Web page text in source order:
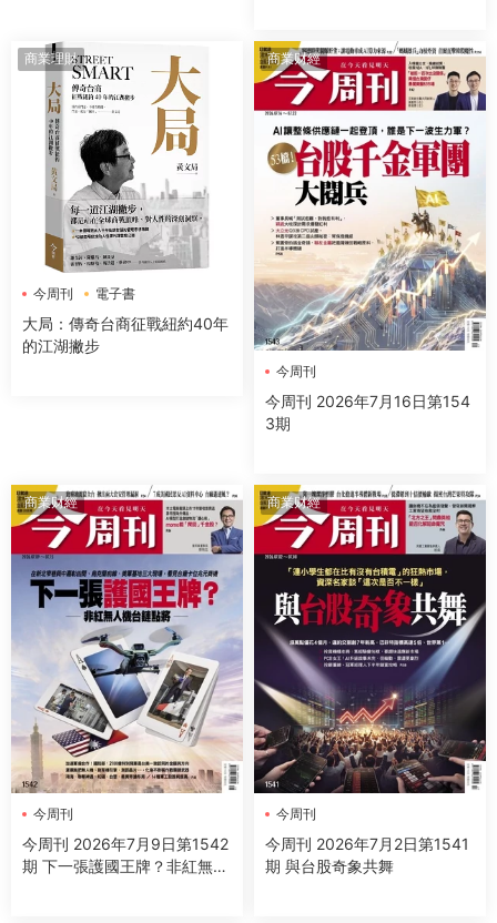
商業理財
今周刊 電子書
大局：傳奇台商征戰紐約40年
的江湖撇步
商業财經
今周刊
今周刊 2026年7月16日第154
3期
商業财經
今周刊
今周刊 2026年7月9日第1542
期 下一張護國王牌？非紅無人
商業财經
今周刊
今周刊 2026年7月2日第1541
期 與台股奇象共舞